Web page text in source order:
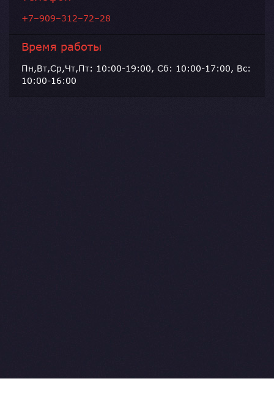
+7–909–312–72–28
Время работы
Пн,Вт,Ср,Чт,Пт: 10:00-19:00, Сб: 10:00-17:00, Вс:
10:00-16:00